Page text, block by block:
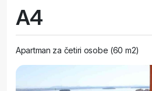
A4
Apartman za četiri osobe (60 m2)